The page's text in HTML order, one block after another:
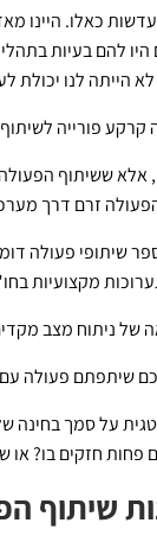
עדשות כאלו.
להם בעיות
הייתה לנו יכולת
קרקע פורייה
ששיתוף
זרם דרך
שיתופי פעולה
מקצועיות
של ניתוח מצב
שיתפתם פעולה
על סמך בחינה
חזקים בו? או
שיתוף